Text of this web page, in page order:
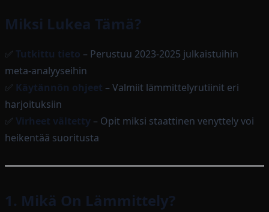
Miksi Lukea Tämä?
✅ Tutkittu tieto – Perustuu 2023-2025 julkaistuihin
meta-analyyseihin
✅ Käytännön ohjeet – Valmiit lämmittelyrutiinit eri
harjoituksiin
✅ Virheet vältetty– Opit miksi staattinen venyttely voi
heikentää suoritusta
1. Mikä On Lämmittely?